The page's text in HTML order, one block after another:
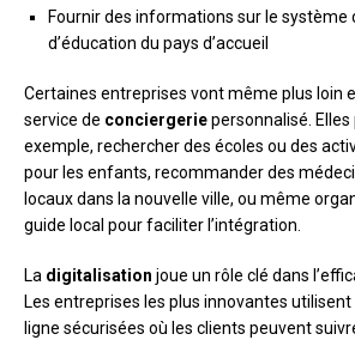
Fournir des informations sur le système
d’éducation du pays d’accueil
Certaines entreprises vont même plus loin
service de conciergeriepersonnalisé.
exemple, rechercher des écoles ou des
pour les enfants, recommander des
locaux dans la nouvelle ville, ou même
guide local pour faciliter l’intégration.
La digitalisation joue un rôle clé dans
Les entreprises les plus innovantes
ligne sécurisées où les clients peuvent